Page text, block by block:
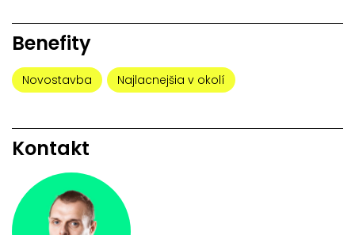
Benefity
Novostavba Najlacnejšia v okolí
Kontakt